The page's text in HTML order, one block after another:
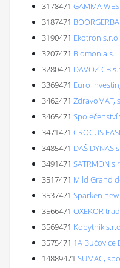
3178471 GAMMA
3187471
3190471 Ekotron s.r.o.
3207471 Blomon a.s.
3280471 DAVOZ-CB
3369471 Euro
3462471 ZdravoMAT,
3465471 Společenství
3471471 CROCUS
3485471 DAŠ DYNAS
3491471 SATRMON
3517471 Mild Grand
3537471 Sparken
3566471 OXEKOR
3569471 Kopytník
3575471 1A Bučovice
14889471 SUMAC,